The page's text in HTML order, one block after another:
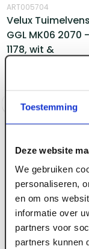
Toestemming
Deze website
We gebruiken
personaliseren,
en om ons
informatie over
partners voor
partners kunnen
ART005704
Velux
GGL MK06 2070
1178, wit &
Log in voor prijzen